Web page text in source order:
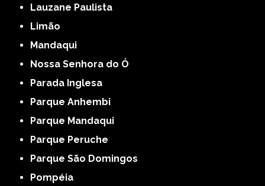
Lauzane Paulista
Limão
Mandaqui
Nossa Senhora do Ó
Parada Inglesa
Parque Anhembi
Parque Mandaqui
Parque Peruche
Parque São Domingos
Pompéia